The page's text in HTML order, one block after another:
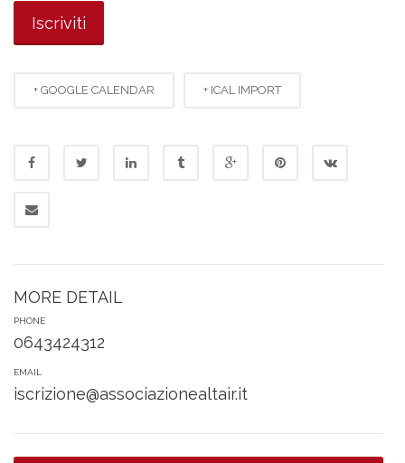
+ GOOGLE CALENDAR + ICAL IMPORT
MORE DETAIL
PHONE
0643424312
EMAIL
iscrizione@associazionealtair.it